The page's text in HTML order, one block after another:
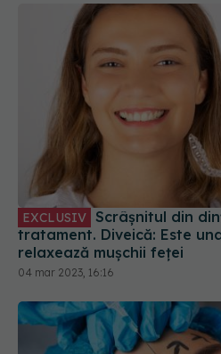
Scrâșnitul din dinți, bruxismul,
tratament. Diveică: Este
relaxează mușchii feței
04 mar 2023, 16:16